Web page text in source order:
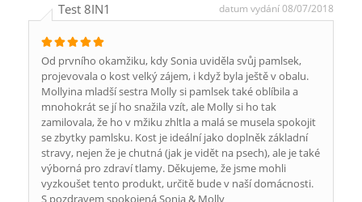
Test 8IN1 datum vydání 08/07/2018
Od prvního okamžiku, kdy Sonia uviděla svůj pamlsek,
projevovala o kost velký zájem, i když byla ještě v obalu.
Mollyina mladší sestra Molly si pamlsek také oblíbila a
mnohokrát se jí ho snažila vzít, ale Molly si ho tak
zamilovala, že ho v mžiku zhltla a malá se musela spokojit
se zbytky pamlsku. Kost je ideální jako doplněk základní
stravy, nejen že je chutná (jak je vidět na psech), ale je také
výborná pro zdraví tlamy. Děkujeme, že jsme mohli
vyzkoušet tento produkt, určitě bude v naší domácnosti.
S pozdravem spokojená Sonia & Molly